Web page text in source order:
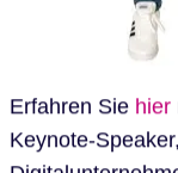
Erfahren Sie hier
Keynote-